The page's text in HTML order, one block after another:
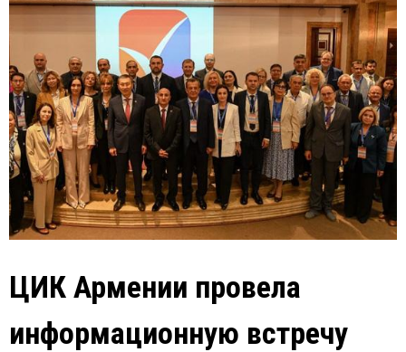
ЦИК Армении провела
информационную встречу